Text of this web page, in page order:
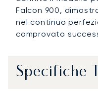
Falcon 900,
nel continuo
comprovato
Specifiche